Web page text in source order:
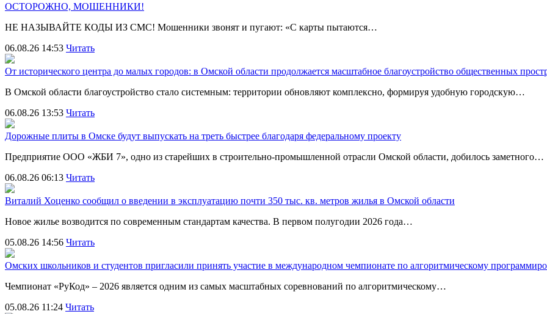
ОСТОРОЖНО, МОШЕННИКИ!
НЕ НАЗЫВАЙТЕ КОДЫ ИЗ СМС! Мошенники звонят и пугают: «С карты пытаются…
06.08.26 14:53 Читать
От исторического центра до малых городов: в Омской области продолжается масштабное благоустройство общественных
В Омской области благоустройство стало системным: территории обновляют комплексно, формируя удобную городскую…
06.08.26 13:53 Читать
Дорожные плиты в Омске будут выпускать на треть быстрее благодаря федеральному проекту
Предприятие ООО «ЖБИ 7», одно из старейших в строительно‑промышленной отрасли Омской области, добилось заметного…
06.08.26 06:13 Читать
Виталий Хоценко сообщил о введении в эксплуатацию почти 350 тыс. кв. метров жилья в Омской области
Новое жилье возводится по современным стандартам качества. В первом полугодии 2026 года…
05.08.26 14:56 Читать
Омских школьников и студентов пригласили принять участие в международном чемпионате по алгоритмическому
Чемпионат «РуКод» – 2026 является одним из самых масштабных соревнований по алгоритмическому…
05.08.26 11:24 Читать